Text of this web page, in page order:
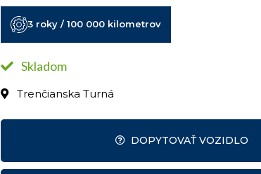
3 roky / 100 000 kilometrov
Skladom
Trenčianska Turná
DOPYTOVAŤ VOZIDLO